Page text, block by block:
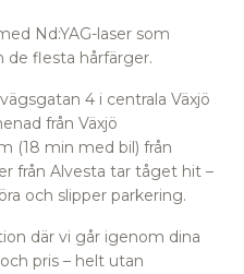
Nd:YAG-laser som
de flesta hårfärger.
4 i centrala Växjö
från Växjö
(18 min med bil) från
från Alvesta tar tåget hit –
och slipper parkering.
där vi går igenom dina
pris – helt utan